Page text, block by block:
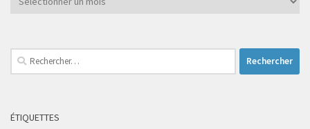
Rechercher :
ÉTIQUETTES